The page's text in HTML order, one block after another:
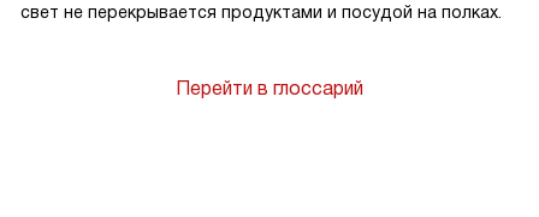
свет не перекрывается продуктами и посудой на полках.
Перейти в глоссарий